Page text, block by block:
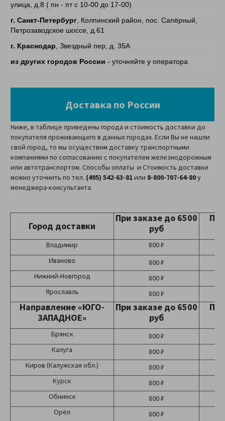
улица, д.8 ( пн - пт с 10-00 до 17-00)
г. Санкт-Петербург , Колпинский район, пос. Сапёрный,
Петрозаводское шоссе, д.61
г. Краснодар , Звездный пер, д. 35А
из других городов России - уточняйте у оператора
Доставка по России
Ниже, в таблице приведены города и стоимость доставки до
покупателя проживающего в данных городах. Если Вы не нашли
свой город, то мы осуществим доставку транспортными
компаниями по согласованию с покупателем железнодорожным
или автотранспортом. Способы оплаты и Стоимость доставки
можно уточнить по тел. (495) 542-63-81или 8-800-707-64-80у
менеджера-консультанта.
Город доставки
При заказе до 6500
руб
Владимир
800 ₽
Иваново
800 ₽
Нижний-Новгород
800 ₽
Ярославль
800 ₽
Направление «ЮГО-
ЗАПАДНОЕ»
При заказе до 6500
руб
Брянск
800 ₽
Калуга
800 ₽
Киров (Калужская обл.)
800 ₽
Курск
800 ₽
Обнинск
800 ₽
Орёл
800 ₽